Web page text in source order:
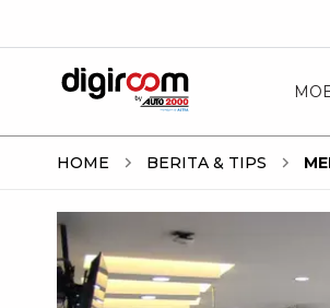
HOME BERITA & TIPS